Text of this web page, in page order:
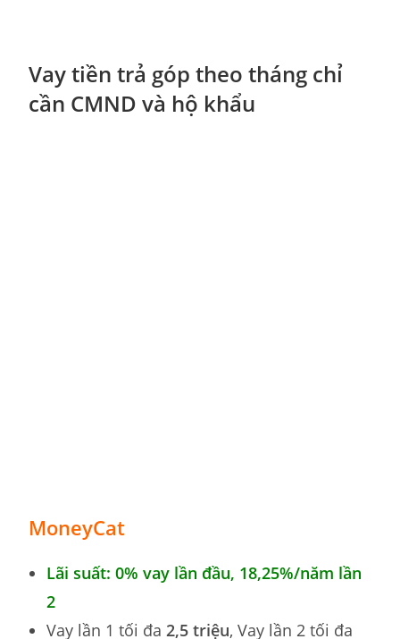
Vay tiền trả góp theo tháng chỉ
cần CMND và hộ khẩu
MoneyCat
Lãi suất: 0% vay lần đầu, 18,25%/năm lần
2
Vay lần 1 tối đa2,5 triệu, Vay lần 2 tối đa